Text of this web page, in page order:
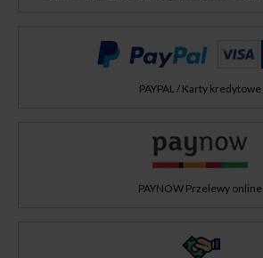
PAYPAL / Karty kredytowe
PAYNOW Przelewy online